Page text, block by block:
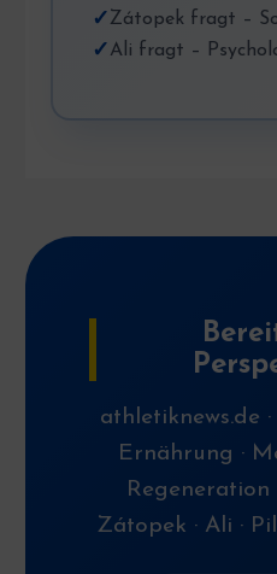
Zátopek fragt –
Ali fragt –
athletiknews.de
Ernährung ·
Regeneration
Zátopek · Ali ·